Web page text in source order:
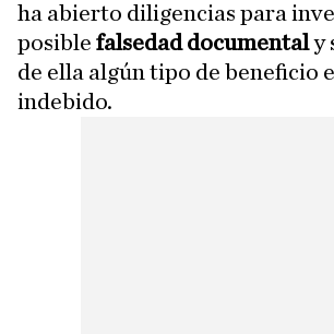
ha abierto diligencias para
posible falsedad documentaly
de ella algún tipo de beneficio
indebido.